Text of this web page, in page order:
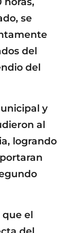
se
del
del
y
al
logrando
el